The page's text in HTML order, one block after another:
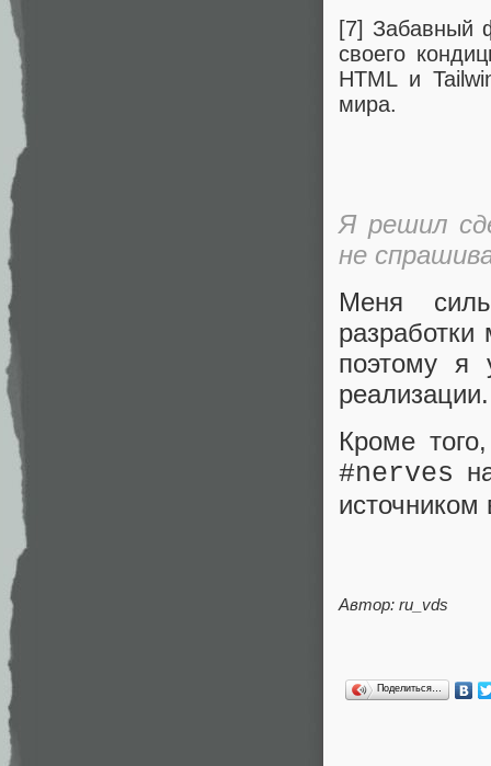
[7] Забавный
своего
HTML и
мира.
Я решил
не
Меня
поэтому я
реализации.
Кроме
#nerves
Автор: ru_vds
Поделиться…